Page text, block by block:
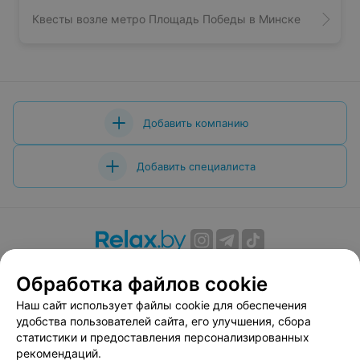
Квесты возле метро Площадь Победы в Минске
Добавить компанию
Добавить специалиста
Вакансии
Публичный договор
Способы оплаты
Публичный договор по использованию сервиса
«Афиша»
Пользовательское соглашение
Обработка файлов cookie
Наш сайт использует файлы cookie для обеспечения
удобства пользователей сайта, его улучшения, сбора
статистики и предоставления персонализированных
рекомендаций.